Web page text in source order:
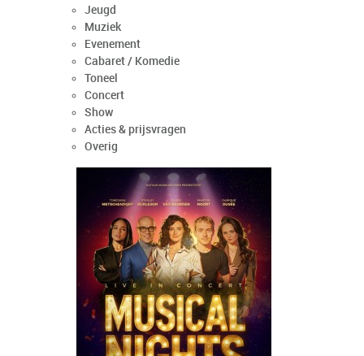
Jeugd
Muziek
Evenement
Cabaret / Komedie
Toneel
Concert
Show
Acties & prijsvragen
Overig